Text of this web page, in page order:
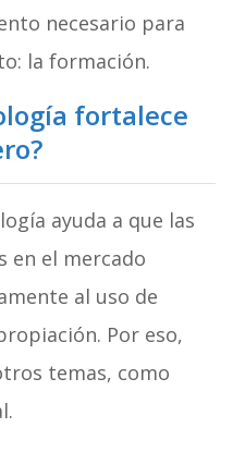
necesario para
la formación.
fortalece
ayuda a que las
en el mercado
al uso de
Por eso,
temas, como